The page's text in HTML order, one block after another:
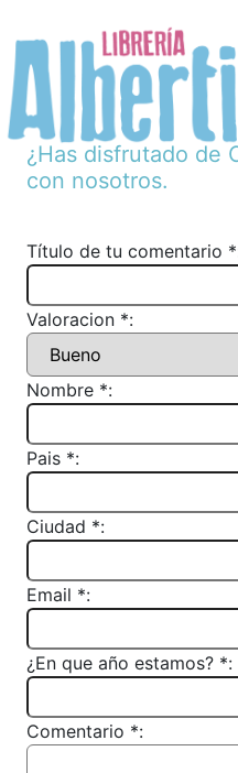
¿Has disfrutado de
con nosotros.
Título de tu comentario
Valoracion *:
Nombre *:
Pais *:
Ciudad *:
Email *:
¿En que año estamos? *:
Comentario *: